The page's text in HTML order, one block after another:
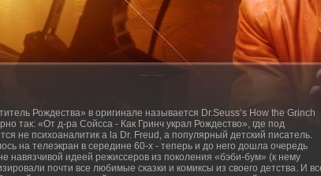
Рождества» в оригинале называется Dr.Seuss’s How the Grinch
так: «От д-ра Сойсса - Как Гринч украл Рождество», где под
не психоаналитик a la Dr. Freud, а популярный детский писатель.
на телеэкран в середине 60-х - теперь и до него дошла очередь
навязчивой идеей режиссеров из поколения «бэби-бум» (к нему
почти все любимые сказки и комиксы из своего детства. И